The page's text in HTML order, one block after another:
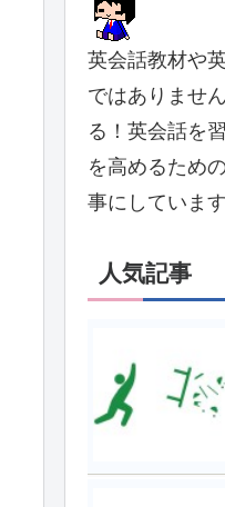
英会話教材や
ではありませ
る！英会話を
を高めるため
事にしています
人気記事